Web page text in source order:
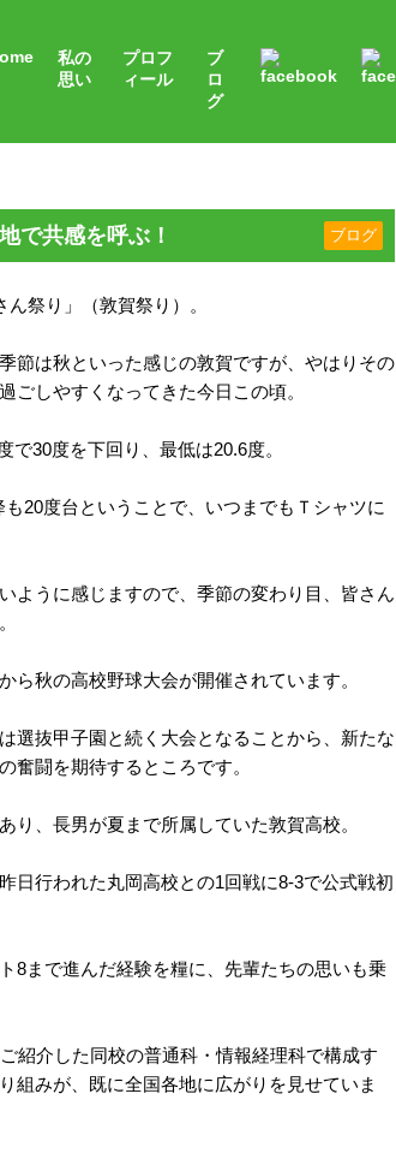
私の
思い
プロフ
ィール
ブ
ロ
グ
で共感を呼ぶ！ ブログ
祭り」（敦賀祭り）。
節は秋といった感じの敦賀ですが、やはりその
ごしやすくなってきた今日この頃。
30度を下回り、最低は20.6度。
20度台ということで、いつまでもＴシャツに
ように感じますので、季節の変わり目、皆さん
ら秋の高校野球大会が開催されています。
選抜甲子園と続く大会となることから、新たな
奮闘を期待するところです。
り、長男が夏まで所属していた敦賀高校。
日行われた丸岡高校との1回戦に8-3で公式戦初
8まで進んだ経験を糧に、先輩たちの思いも乗
紹介した同校の普通科・情報経理科で構成す
組みが、既に全国各地に広がりを見せていま